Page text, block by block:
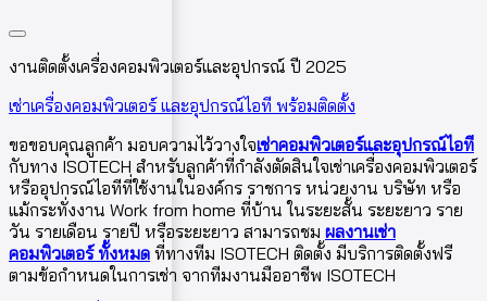
งานติดตั้งเครื่องคอมพิวเตอร์และอุปกรณ์ ปี 2025
เช่าเครื่องคอมพิวเตอร์ และอุปกรณ์ไอที พร้อมติดตั้ง
ขอขอบคุณลูกค้า มอบความไว้วางใจเช่าคอมพิวเตอร์และอุปกรณ์ไอที
กับทาง ISOTECH สำหรับลูกค้าที่กำลังตัดสินใจเช่าเครื่องคอมพิวเตอร์
หรืออุปกรณ์ไอทีที่ใช้งานในองค์กร ราชการ หน่วยงาน บริษัท หรือ
แม้กระทั่งงาน Work from home ที่บ้าน ในระยะสั้น ระยะยาว ราย
วัน รายเดือน รายปี หรือระยะยาว สามารถชม ผลงานเช่า
คอมพิวเตอร์ ทั้งหมด ที่ทางทีม ISOTECH ติดตั้ง มีบริการติดตั้งฟรี
ตามข้อกำหนดในการเช่า จากทีมงานมืออาชีพ ISOTECH